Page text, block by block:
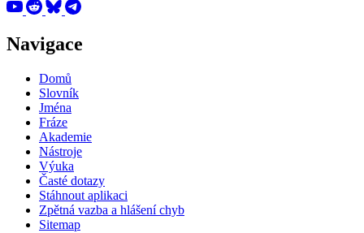
Navigace
Domů
Slovník
Jména
Fráze
Akademie
Nástroje
Výuka
Časté dotazy
Stáhnout aplikaci
Zpětná vazba a hlášení chyb
Sitemap